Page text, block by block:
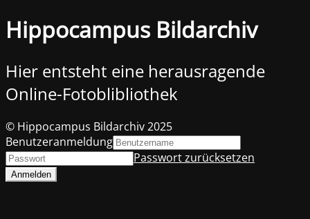
Hippocampus Bildarchiv
Hier entsteht eine herausragende
Online-Fotoblibliothek
© Hippocampus Bildarchiv 2025
Benutzeranmeldung
Passwort zurücksetzen